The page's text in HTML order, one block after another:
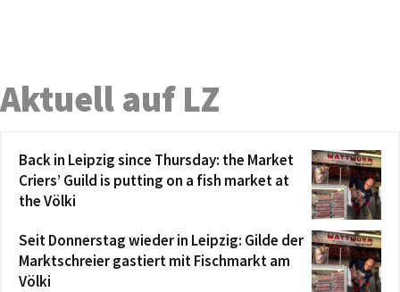
Aktuell auf LZ
Back in Leipzig since Thursday: the Market
Criers’ Guild is putting on a fish market at
the Völki
Seit Donnerstag wieder in Leipzig: Gilde der
Marktschreier gastiert mit Fischmarkt am
Völki